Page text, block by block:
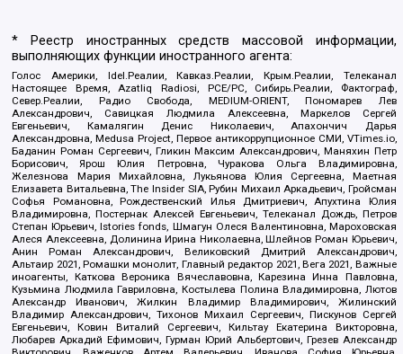
* Реестр иностранных средств массовой информации,
выполняющих функции иностранного агента:
Голос Америки, Idel.Реалии, Кавказ.Реалии, Крым.Реалии, Телеканал
Настоящее Время, Azatliq Radiosi, PCE/PC, Сибирь.Реалии, Фактограф,
Север.Реалии, Радио Свобода, MEDIUM-ORIENT, Пономарев Лев
Александрович, Савицкая Людмила Алексеевна, Маркелов Сергей
Евгеньевич, Камалягин Денис Николаевич, Апахончич Дарья
Александровна, Medusa Project, Первое антикоррупционное СМИ, VTimes.io,
Баданин Роман Сергеевич, Гликин Максим Александрович, Маняхин Петр
Борисович, Ярош Юлия Петровна, Чуракова Ольга Владимировна,
Железнова Мария Михайловна, Лукьянова Юлия Сергеевна, Маетная
Елизавета Витальевна, The Insider SIA, Рубин Михаил Аркадьевич, Гройсман
Софья Романовна, Рождественский Илья Дмитриевич, Апухтина Юлия
Владимировна, Постернак Алексей Евгеньевич, Телеканал Дождь, Петров
Степан Юрьевич, Istories fonds, Шмагун Олеся Валентиновна, Мароховская
Алеся Алексеевна, Долинина Ирина Николаевна, Шлейнов Роман Юрьевич,
Анин Роман Александрович, Великовский Дмитрий Александрович,
Альтаир 2021, Ромашки монолит, Главный редактор 2021, Вега 2021, Важные
иноагенты, Каткова Вероника Вячеславовна, Карезина Инна Павловна,
Кузьмина Людмила Гавриловна, Костылева Полина Владимировна, Лютов
Александр Иванович, Жилкин Владимир Владимирович, Жилинский
Владимир Александрович, Тихонов Михаил Сергеевич, Пискунов Сергей
Евгеньевич, Ковин Виталий Сергеевич, Кильтау Екатерина Викторовна,
Любарев Аркадий Ефимович, Гурман Юрий Альбертович, Грезев Александр